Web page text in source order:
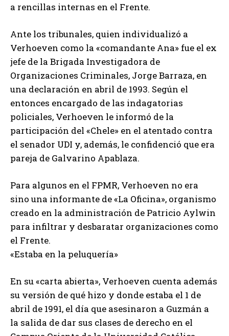
a rencillas internas en el Frente.
Ante los tribunales, quien individualizó a
Verhoeven como la «comandante Ana» fue el ex
jefe de la Brigada Investigadora de
Organizaciones Criminales, Jorge Barraza, en
una declaración en abril de 1993. Según el
entonces encargado de las indagatorias
policiales, Verhoeven le informó de la
participación del «Chele» en el atentado contra
el senador UDI y, además, le confidenció que era
pareja de Galvarino Apablaza.
Para algunos en el FPMR, Verhoeven no era
sino una informante de «La Oficina», organismo
creado en la administración de Patricio Aylwin
para infiltrar y desbaratar organizaciones como
el Frente.
«Estaba en la peluquería»
En su «carta abierta», Verhoeven cuenta además
su versión de qué hizo y donde estaba el 1 de
abril de 1991, el día que asesinaron a Guzmán a
la salida de dar sus clases de derecho en el